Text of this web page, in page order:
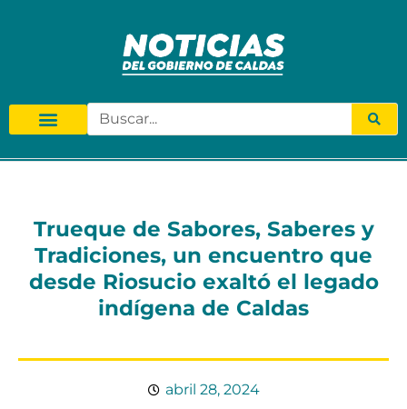
Trueque de Sabores, Saberes y
Tradiciones, un encuentro que
desde Riosucio exaltó el legado
indígena de Caldas
abril 28, 2024